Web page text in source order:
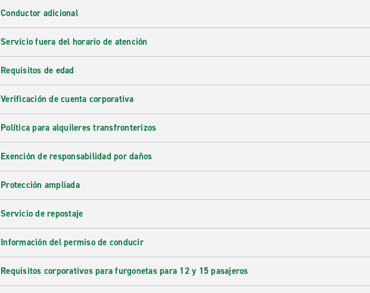
Conductor adicional
Servicio fuera del horario de atención
Requisitos de edad
Verificación de cuenta corporativa
Política para alquileres transfronterizos
Exención de responsabilidad por daños
Protección ampliada
Servicio de repostaje
Información del permiso de conducir
Requisitos corporativos para furgonetas para 12 y 15 pasajeros